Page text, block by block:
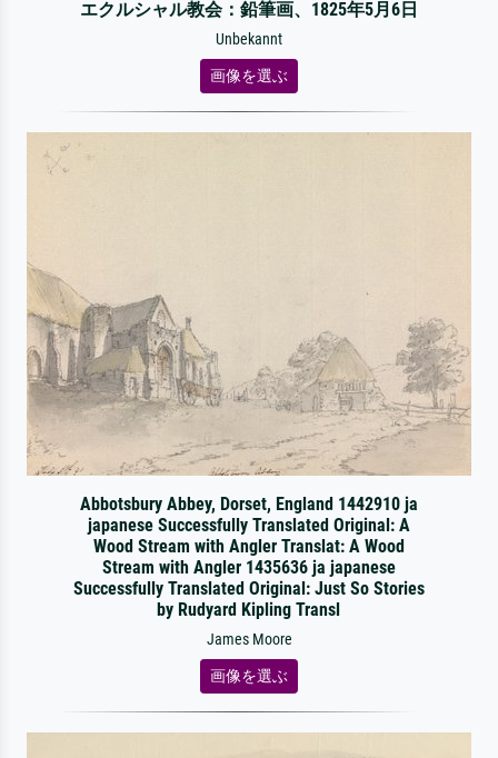
エクルシャル教会：鉛筆画、1825年5月6日
Unbekannt
画像を選ぶ
Abbotsbury Abbey, Dorset, England 1442910 ja
japanese Successfully Translated Original: A
Wood Stream with Angler Translat: A Wood
Stream with Angler 1435636 ja japanese
Successfully Translated Original: Just So Stories
by Rudyard Kipling Transl
James Moore
画像を選ぶ